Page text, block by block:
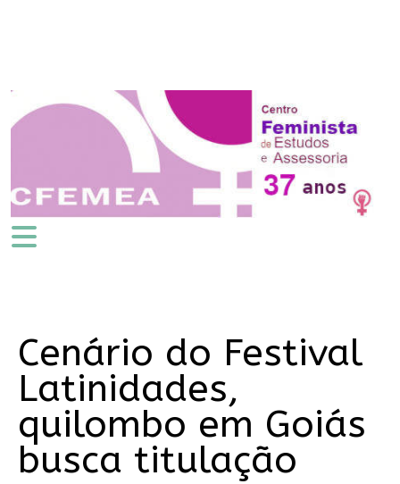
Cenário do Festival
Latinidades,
quilombo em Goiás
busca titulação